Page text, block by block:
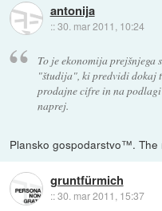
antonija
::30. mar 2011, 10:24
To je ekonomija prejšnjega
"študija", ki predvidi dokaj
prodajne cifre in na podlagi
naprej.
Plansko gospodarstvo™. The
gruntfürmich
::30. mar 2011, 15:37